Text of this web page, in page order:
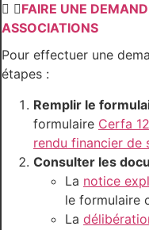
FAIRE UNE
ASSOCIATIONS
Pour effectuer une
étapes :
Remplir le
formulaire Cerfa
rendu financier de
Consulter les
La notice
le formulaire
La